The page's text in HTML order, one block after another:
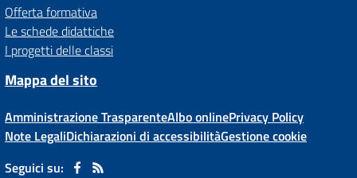
Offerta formativa
Le schede didattiche
I progetti delle classi
Mappa del sito
Amministrazione TrasparenteAlbo onlinePrivacy Policy
Note LegaliDichiarazioni di accessibilitàGestione cookie
Seguici su: